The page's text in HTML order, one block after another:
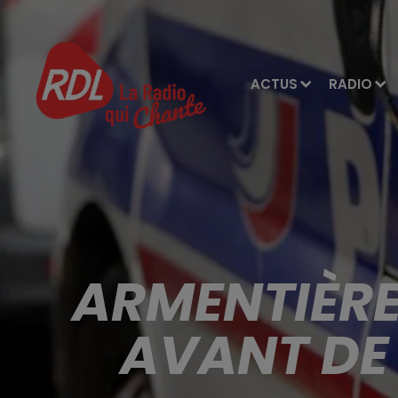
ACTUS RADIO
AVANT